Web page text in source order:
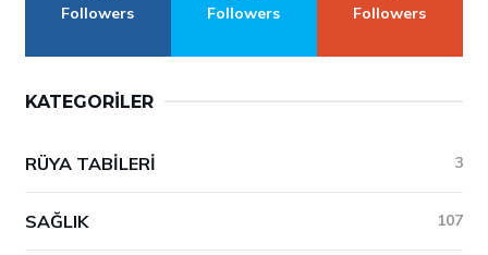
Followers
Followers
Followers
KATEGORILER
RÜYA TABILERI 3
SAĞLIK 107